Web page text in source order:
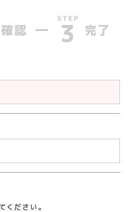
確認
STEP
3 完了
ください。